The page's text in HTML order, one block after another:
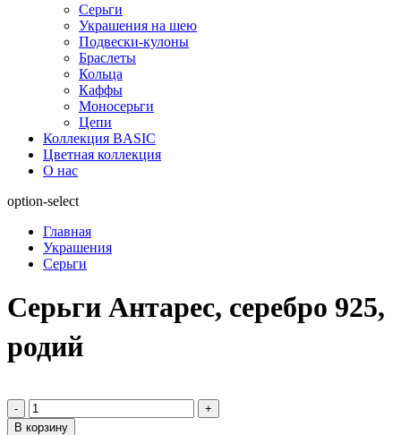
Серьги
Украшения на шею
Подвески-кулоны
Браслеты
Кольца
Каффы
Моносерьги
Цепи
Коллекция BASIC
Цветная коллекция
О нас
option-select
Главная
Украшения
Серьги
Серьги Антарес, серебро 925,
родий
-
+
В корзину